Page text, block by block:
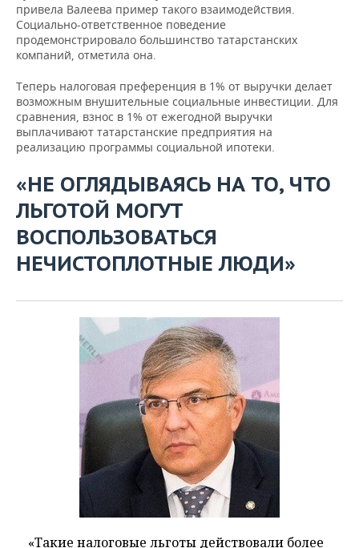
привела Валеева пример такого взаимодействия.
Социально-ответственное поведение
продемонстрировало большинство татарстанских
компаний, отметила она.
Теперь налоговая преференция в 1% от выручки делает
возможным внушительные социальные инвестиции. Для
сравнения, взнос в 1% от ежегодной выручки
выплачивают татарстанские предприятия на
реализацию программы социальной ипотеки.
«НЕ ОГЛЯДЫВАЯСЬ НА ТО, ЧТО
ЛЬГОТОЙ МОГУТ
ВОСПОЛЬЗОВАТЬСЯ
НЕЧИСТОПЛОТНЫЕ ЛЮДИ»
«Такие налоговые льготы действовали более